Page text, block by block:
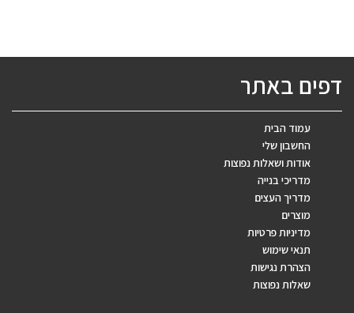
דפים באתר
עמוד הבית
החשבון שלי
אודות ושאלות נפוצות
מדריכי בנייה
מדריך העצים
מוצרים
מדיניות פרטיות
תנאי שימוש
הצהרת נגישות
שאלות נפוצות